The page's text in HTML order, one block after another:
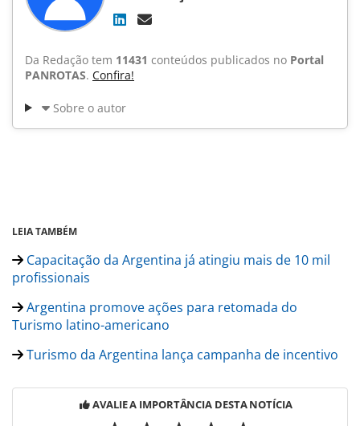
Da Redação tem 11431 conteúdos publicados no Portal
PANROTAS. Confira!
Sobre o autor
LEIA TAMBÉM
Capacitação da Argentina já atingiu mais de 10 mil
profissionais
Argentina promove ações para retomada do
Turismo latino-americano
Turismo da Argentina lança campanha de incentivo
AVALIE A IMPORTÂNCIA DESTA NOTÍCIA